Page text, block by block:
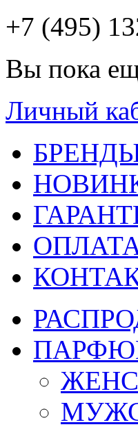
+7 (495)
Вы пока
Личный